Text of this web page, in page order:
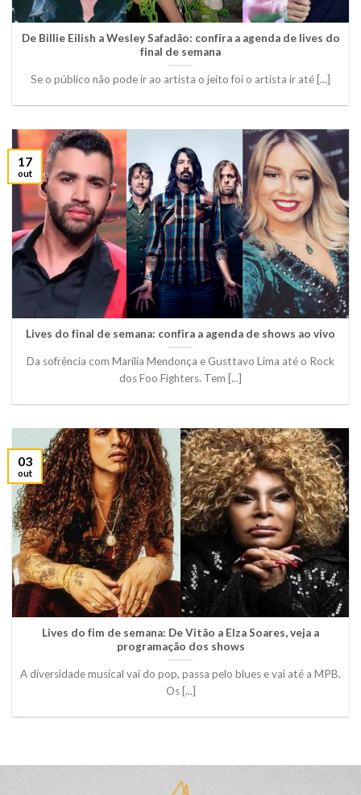
De Billie Eilish a Wesley Safadão: confira a agenda de lives do
final de semana
Se o público não pode ir ao artista o jeito foi o artista ir até [...]
Lives do final de semana: confira a agenda de shows ao vivo
Da sofrência com Marília Mendonça e Gusttavo Lima até o Rock
dos Foo Fighters. Tem [...]
17
out
Lives do fim de semana: De Vitão a Elza Soares, veja a
programação dos shows
A diversidade musical vai do pop, passa pelo blues e vai até a MPB.
Os [...]
03
out